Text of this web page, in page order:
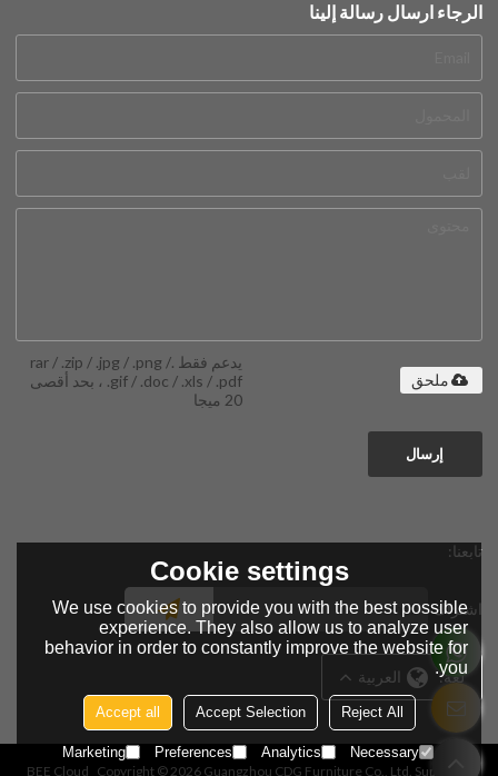
الرجاء ارسال رسالة إلينا
يدعم فقط .rar / .zip / .jpg / .png /
.gif / .doc / .xls / .pdf ، بحد أقصى
20 ميجا
ملحق
إرسال
تابعنا:
اشتراك
لغة: العربية
Copyright © 2026 Guangzhou CDG Furniture Co., Ltd. Support By
BEE Cloud
Cookie settings
We use cookies to provide you with the best possible
experience. They also allow us to analyze user
behavior in order to constantly improve the website for
you.
Reject All
Accept Selection
Accept all
Necessary
Analytics
Preferences
Marketing